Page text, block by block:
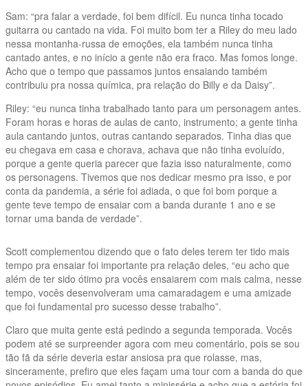
Sam: “pra falar a verdade, foi bem difícil. Eu nunca tinha tocado
guitarra ou cantado na vida. Foi muito bom ter a Riley do meu lado
nessa montanha-russa de emoções, ela também nunca tinha
cantado antes, e no início a gente não era fraco. Mas fomos longe.
Acho que o tempo que passamos juntos ensaiando também
contribuiu pra nossa química, pra relação do Billy e da Daisy”.
Riley: “eu nunca tinha trabalhado tanto para um personagem antes.
Foram horas e horas de aulas de canto, instrumento; a gente tinha
aula cantando juntos, outras cantando separados. Tinha dias que
eu chegava em casa e chorava, achava que não tinha evoluído,
porque a gente queria parecer que fazia isso naturalmente, como
os personagens. Tivemos que nos dedicar mesmo pra isso, e por
conta da pandemia, a série foi adiada, o que foi bom porque a
gente teve tempo de ensaiar com a banda durante 1 ano e se
tornar uma banda de verdade”.
Scott complementou dizendo que o fato deles terem ter tido mais
tempo pra ensaiar foi importante pra relação deles, “eu acho que
além de ter sido ótimo pra vocês ensaiarem com mais calma, nesse
tempo, vocês desenvolveram uma camaradagem e uma amizade
que foi fundamental pro sucesso desse trabalho”.
Claro que muita gente está pedindo a segunda temporada. Vocês
podem até se surpreender agora com meu comentário, pois se sou
tão fã da série deveria estar ansiosa pra que rolasse, mas,
sinceramente, prefiro que eles façam uma tour com a banda do que